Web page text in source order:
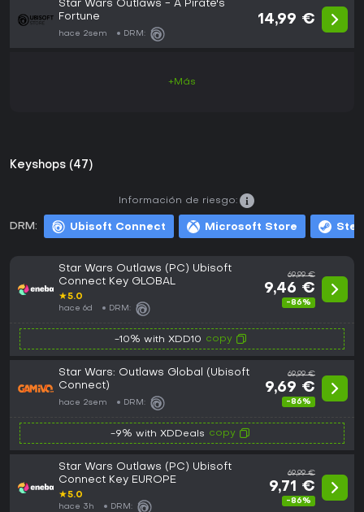
Star Wars Outlaws - A Pirate's
Fortune
hace 2sem DRM:
14,99 €
+Más
Keyshops (47)
DRM: Ubisoft Connect Microsoft Store
Información de riesgo:
Star Wars Outlaws (PC) Ubisoft
Connect Key GLOBAL
★5.0
hace 6d DRM:
69,99 €
9,46 €
-86%
-10% with XDD10 copy
Star Wars: Outlaws Global (Ubisoft
Connect)
hace 2sem DRM:
69,99 €
9,69 €
-86%
-9% with XDDeals copy
Star Wars Outlaws (PC) Ubisoft
Connect Key EUROPE
★5.0
hace 3h DRM:
69,99 €
9,71 €
-86%